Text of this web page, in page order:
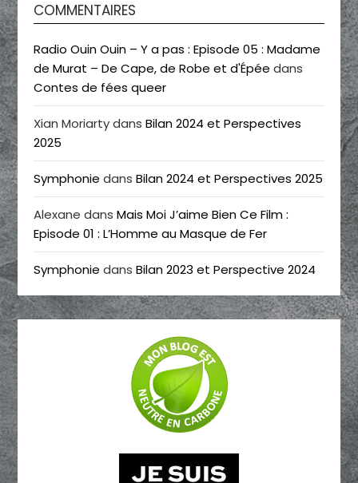
COMMENTAIRES
Radio Ouin Ouin – Y a pas : Episode 05 : Madame
de Murat – De Cape, de Robe et d'Épée dans
Contes de fées queer
Xian MoriartydansBilan 2024 et Perspectives
2025
Symphonie dansBilan 2024 et Perspectives 2025
Alexane dansMais Moi J’aime Bien Ce Film :
Episode 01 : L’Homme au Masque de Fer
Symphonie dansBilan 2023 et Perspective 2024